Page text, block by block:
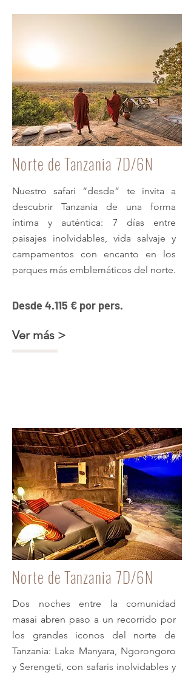
Norte de Tanzania 7D/6N
Nuestro safari “desde” te invita a
descubrir Tanzania de una forma
íntima y auténtica: 7 días entre
paisajes inolvidables, vida salvaje y
campamentos con encanto en los
parques más emblemáticos del norte.
Desde 4.115 € por pers.
Ver más >
Norte de Tanzania 7D/6N
Dos noches entre la comunidad
masai abren paso a un recorrido por
los grandes iconos del norte de
Tanzania: Lake Manyara, Ngorongoro
y Serengeti, con safaris inolvidables y